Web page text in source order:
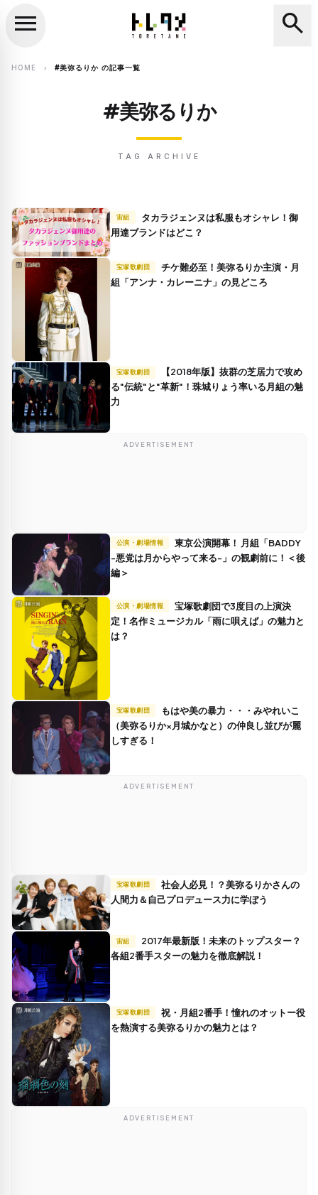
search
menu search
HOME chevron_right #美弥るりか の記事一覧
#美弥るりか
TAG ARCHIVE
宙組
用達ブランドはどこ？
宝塚歌劇団
チケ難必至！美弥るりか主演・月
組「アンナ・カレーニナ」の見どころ
宝塚歌劇団
る"伝統"と"革新"！珠城りょう率いる月組の魅
力
ADVERTISEMENT
公演・劇場情報
東京公演開幕！ 月組「BADDY
-悪党は月からやって来る-」の観劇前に！＜後
編＞
公演・劇場情報
宝塚歌劇団で3度目の上演決
定！名作ミュージカル「雨に唄えば」の魅力と
は？
宝塚歌劇団
（美弥るりか×月城かなと）の仲良し並びが麗
しすぎる！
ADVERTISEMENT
宝塚歌劇団
社会人必見！？美弥るりかさんの
人間力＆自己プロデュース力に学ぼう
宙組
各組2番手スターの魅力を徹底解説！
宝塚歌劇団
祝・月組2番手！憧れのオットー役
を熱演する美弥るりかの魅力とは？
ADVERTISEMENT